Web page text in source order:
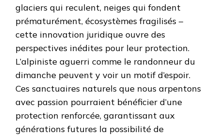
glaciers qui reculent, neiges qui fondent
prématurément, écosystèmes fragilisés –
cette innovation juridique ouvre des
perspectives inédites pour leur protection.
L’alpiniste aguerri comme le randonneur du
dimanche peuvent y voir un motif d’espoir.
Ces sanctuaires naturels que nous arpentons
avec passion pourraient bénéficier d’une
protection renforcée, garantissant aux
générations futures la possibilité de